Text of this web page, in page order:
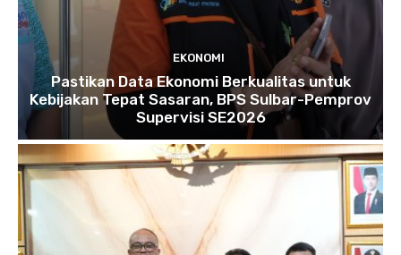
EKONOMI
Pastikan Data Ekonomi Berkualitas untuk
Kebijakan Tepat Sasaran, BPS Sulbar-Pemprov
Supervisi SE2026